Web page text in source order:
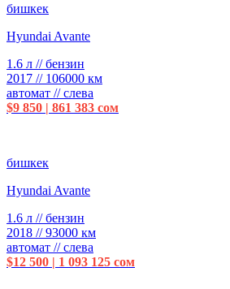
бишкек
Hyundai Avante
1.6 л // бензин
2017 // 106000 км
автомат // слева
$9 850 | 861 383 сом
бишкек
Hyundai Avante
1.6 л // бензин
2018 // 93000 км
автомат // слева
$12 500 | 1 093 125 сом